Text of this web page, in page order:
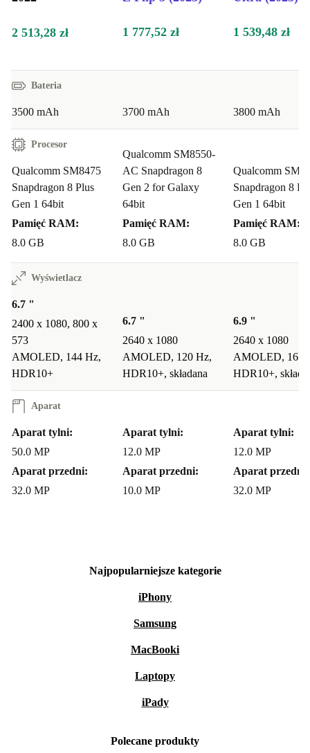
2 513,28 zł 1 777,52 zł 1 539,48 zł
Bateria
3500 mAh 3700 mAh 3800 mAh
Procesor
Qualcomm SM8475
Snapdragon 8 Plus
Gen 1 64bit
Pamięć RAM:
8.0 GB
Qualcomm SM8550-
AC Snapdragon 8
Gen 2 for Galaxy
64bit
Pamięć RAM:
8.0 GB
Qualcomm
Snapdragon 8
Gen 1 64bit
Pamięć RAM:
8.0 GB
Wyświetlacz
6.7 "
2400 x 1080, 800 x
573
AMOLED, 144 Hz,
HDR10+
6.7 "
2640 x 1080
AMOLED, 120 Hz,
HDR10+, składana
6.9 "
2640 x 1080
AMOLED, 165
HDR10+,
Aparat
Aparat tylni:
50.0 MP
Aparat przedni:
32.0 MP
Aparat tylni:
12.0 MP
Aparat przedni:
10.0 MP
Aparat tylni:
12.0 MP
Aparat przedni:
32.0 MP
Najpopularniejsze kategorie
iPhony
Samsung
MacBooki
Laptopy
iPady
Polecane produkty